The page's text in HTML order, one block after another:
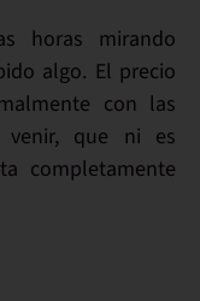
horas mirando
algo. El precio
con las
que ni es
completamente